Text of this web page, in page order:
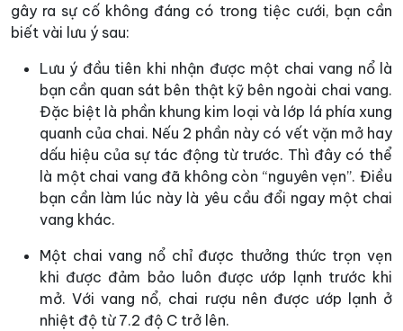
gây ra sự cố không đáng có trong tiệc cưới, bạn cần
biết vài lưu ý sau:
Lưu ý đầu tiên khi nhận được một chai vang nổ là
bạn cần quan sát bên thật kỹ bên ngoài chai vang.
Đặc biệt là phần khung kim loại và lớp lá phía xung
quanh của chai. Nếu 2 phần này có vết vặn mở hay
dấu hiệu của sự tác động từ trước. Thì đây có thể
là một chai vang đã không còn “nguyên vẹn”. Điều
bạn cần làm lúc này là yêu cầu đổi ngay một chai
vang khác.
Một chai vang nổ chỉ được thưởng thức trọn vẹn
khi được đảm bảo luôn được ướp lạnh trước khi
mở. Với vang nổ, chai rượu nên được ướp lạnh ở
nhiệt độ từ 7.2 độ C trở lên.